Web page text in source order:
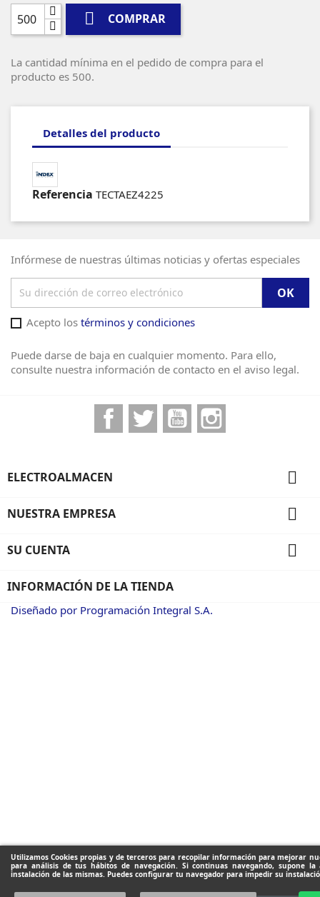
Utilizamos Cookies propias y de terceros para recopilar información para mejorar
para análisis de tus hábitos de navegación. Si continuas navegando, supone la
instalación de las mismas. Puedes configurar tu navegador para impedir su
 COMPRAR
La cantidad mínima en el pedido de compra para el
producto es 500.
Detalles del producto
Referencia TECTAEZ4225
Infórmese de nuestras últimas noticias y ofertas especiales
Acepto los términos y condiciones
Puede darse de baja en cualquier momento. Para ello,
consulte nuestra información de contacto en el aviso legal.
FacebookTwitter YouTube
ELECTROALMACEN 
NUESTRA EMPRESA 
SU CUENTA 
INFORMACIÓN DE LA TIENDA
Diseñado por Programación Integral S.A.